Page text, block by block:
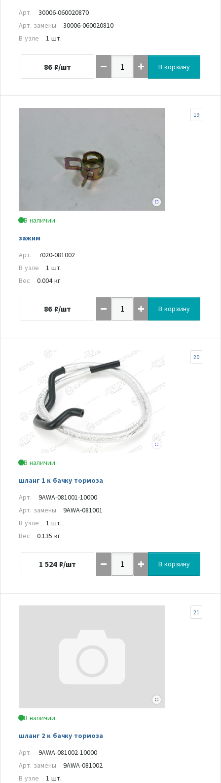
Арт.
30006-060020870
Арт. замены
30006-060020810
В узле
1 шт.
86 ₽/шт В корзину
В наличии
зажим
19
Арт.
7020-081002
В узле
1 шт.
Вес
0.004 кг
86 ₽/шт В корзину
В наличии
шланг 1 к бачку тормоза
20
Арт.
9AWA-081001-10000
Арт. замены
9AWA-081001
В узле
1 шт.
Вес
0.135 кг
1 524 ₽/шт В корзину
В наличии
шланг 2 к бачку тормоза
21
Арт.
9AWA-081002-10000
Арт. замены
9AWA-081002
В узле
1 шт.